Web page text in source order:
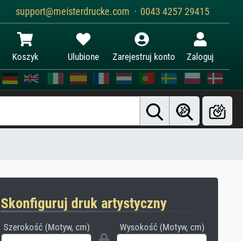
support@meisterdrucke.com · 0043 4257 29415
Koszyk Ulubione Zarejestruj konto Zaloguj
Skonfiguruj druk artystyczny
Szerokość (Motyw, cm) Wysokość (Motyw, cm)